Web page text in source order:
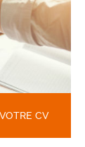
CV